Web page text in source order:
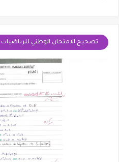
تصحيح الامتحان الوطني للرياضيات